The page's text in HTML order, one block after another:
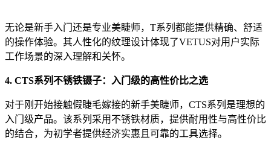
无论是新手入门还是专业美睫师，T系列都能提供精确、舒适
的操作体验。其人性化的纹理设计体现了VETUS对用户实际
工作场景的深入理解和关怀。
4. CTS系列不锈铁镊子：入门级的高性价比之选
对于刚开始接触假睫毛嫁接的新手美睫师，CTS系列是理想的
入门级产品。该系列采用不锈铁材质，提供耐用性与高性价比
的结合，为初学者提供经济实惠且可靠的工具选择。